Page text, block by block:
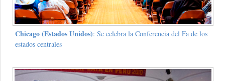
Chicago (Estados Unidos): Se celebra la Conferencia del Fa de los
estados centrales